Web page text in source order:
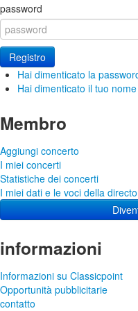
password
Registro
Hai dimenticato la
Hai dimenticato il tuo
Membro
Aggiungi concerto
I miei concerti
Statistiche dei concerti
I miei dati e le voci della
informazioni
Informazioni su Classicpoint
Opportunità pubblicitarie
contatto